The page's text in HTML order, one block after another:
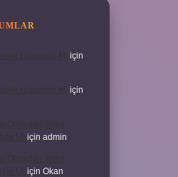
Hissedilir Mi
için
Hissedilir Mi için
Olmadan Ikinci
Mi için admin
Olmadan Ikinci
Mi için Okan